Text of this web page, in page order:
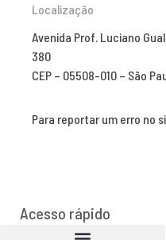
Localização
Avenida Prof. Luciano
380
CEP – 05508-010 – São
Para reportar um erro no
Acesso rápido